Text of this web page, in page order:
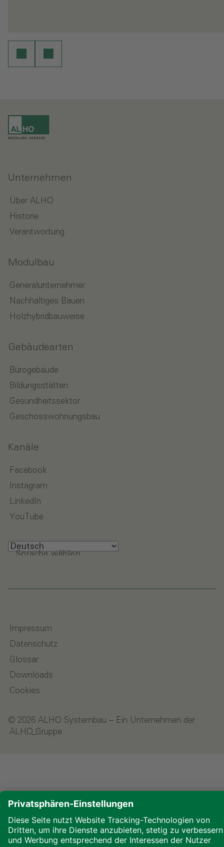
Unternehmen
Über ALHO
Historie
Verantwortung
Modulbau
Generalunternehmer
Nachhaltiges Bauen
Holzhybridbauweise
Gebäudearten
Bürogebäude
Bildungsstätten
Gesundheitssektor
Geschosswohnungsbau
Kanäle
Facebook
Instagram
LinkedIn
YouTube
Sprache wählen
Impressum
Datenschutz
Glossar
Downloads
Cookies
© 2026 ALHO Systembau – Ein Unternehmen der
ALHO Gruppe